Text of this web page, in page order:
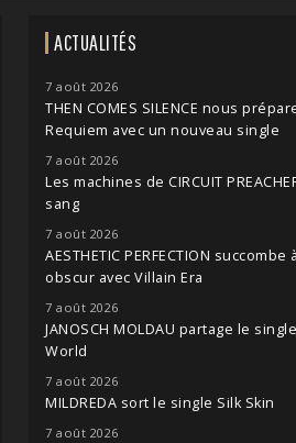
ACTUALITÉS
7 août 2026
THEN COMES SILENCE nous
Requiem avec un nouveau single
7 août 2026
Les machines de CIRCUIT
sang
7 août 2026
AESTHETIC PERFECTION
obscur avec Villain Era
7 août 2026
JANOSCH MOLDAU partage le
World
7 août 2026
MILDREDA sort le single Silk Skin
7 août 2026